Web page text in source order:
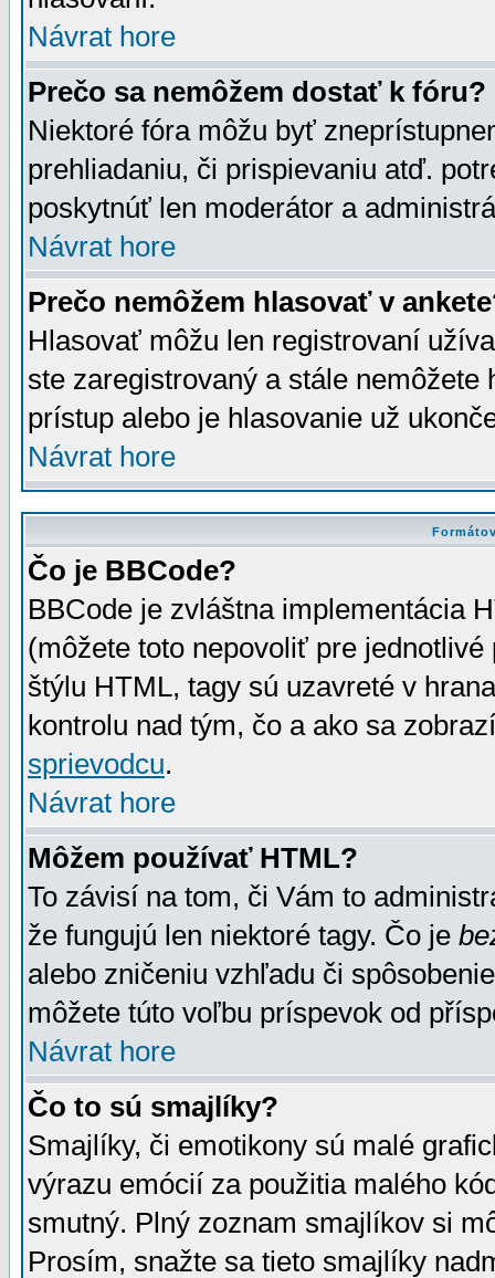
Návrat hore
Prečo sa nemôžem dostať k fóru?
Niektoré fóra môžu byť
prehliadaniu, či prispievaniu atď.
poskytnúť len moderátor a
Návrat hore
Prečo nemôžem hlasovať v
Hlasovať môžu len registrovaní
ste zaregistrovaný a stále
prístup alebo je hlasovanie už
Návrat hore
Čo je BBCode?
BBCode je zvláštna implementácia
(môžete toto nepovoliť pre
štýlu HTML, tagy sú uzavreté v
kontrolu nad tým, čo a ako sa
sprievodcu.
Návrat hore
Môžem používať HTML?
To závisí na tom, či Vám to
že fungujú len niektoré tagy. Čo je
alebo zničeniu vzhľadu či
môžete túto voľbu príspevok od
Návrat hore
Čo to sú smajlíky?
Smajlíky, či emotikony sú malé
výrazu emócií za použitia malého
smutný. Plný zoznam smajlíkov si
Prosím, snažte sa tieto smajlíky